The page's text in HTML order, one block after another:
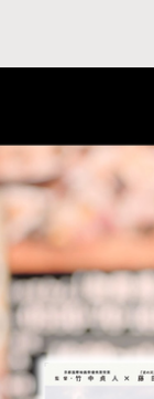
す タグから
最新